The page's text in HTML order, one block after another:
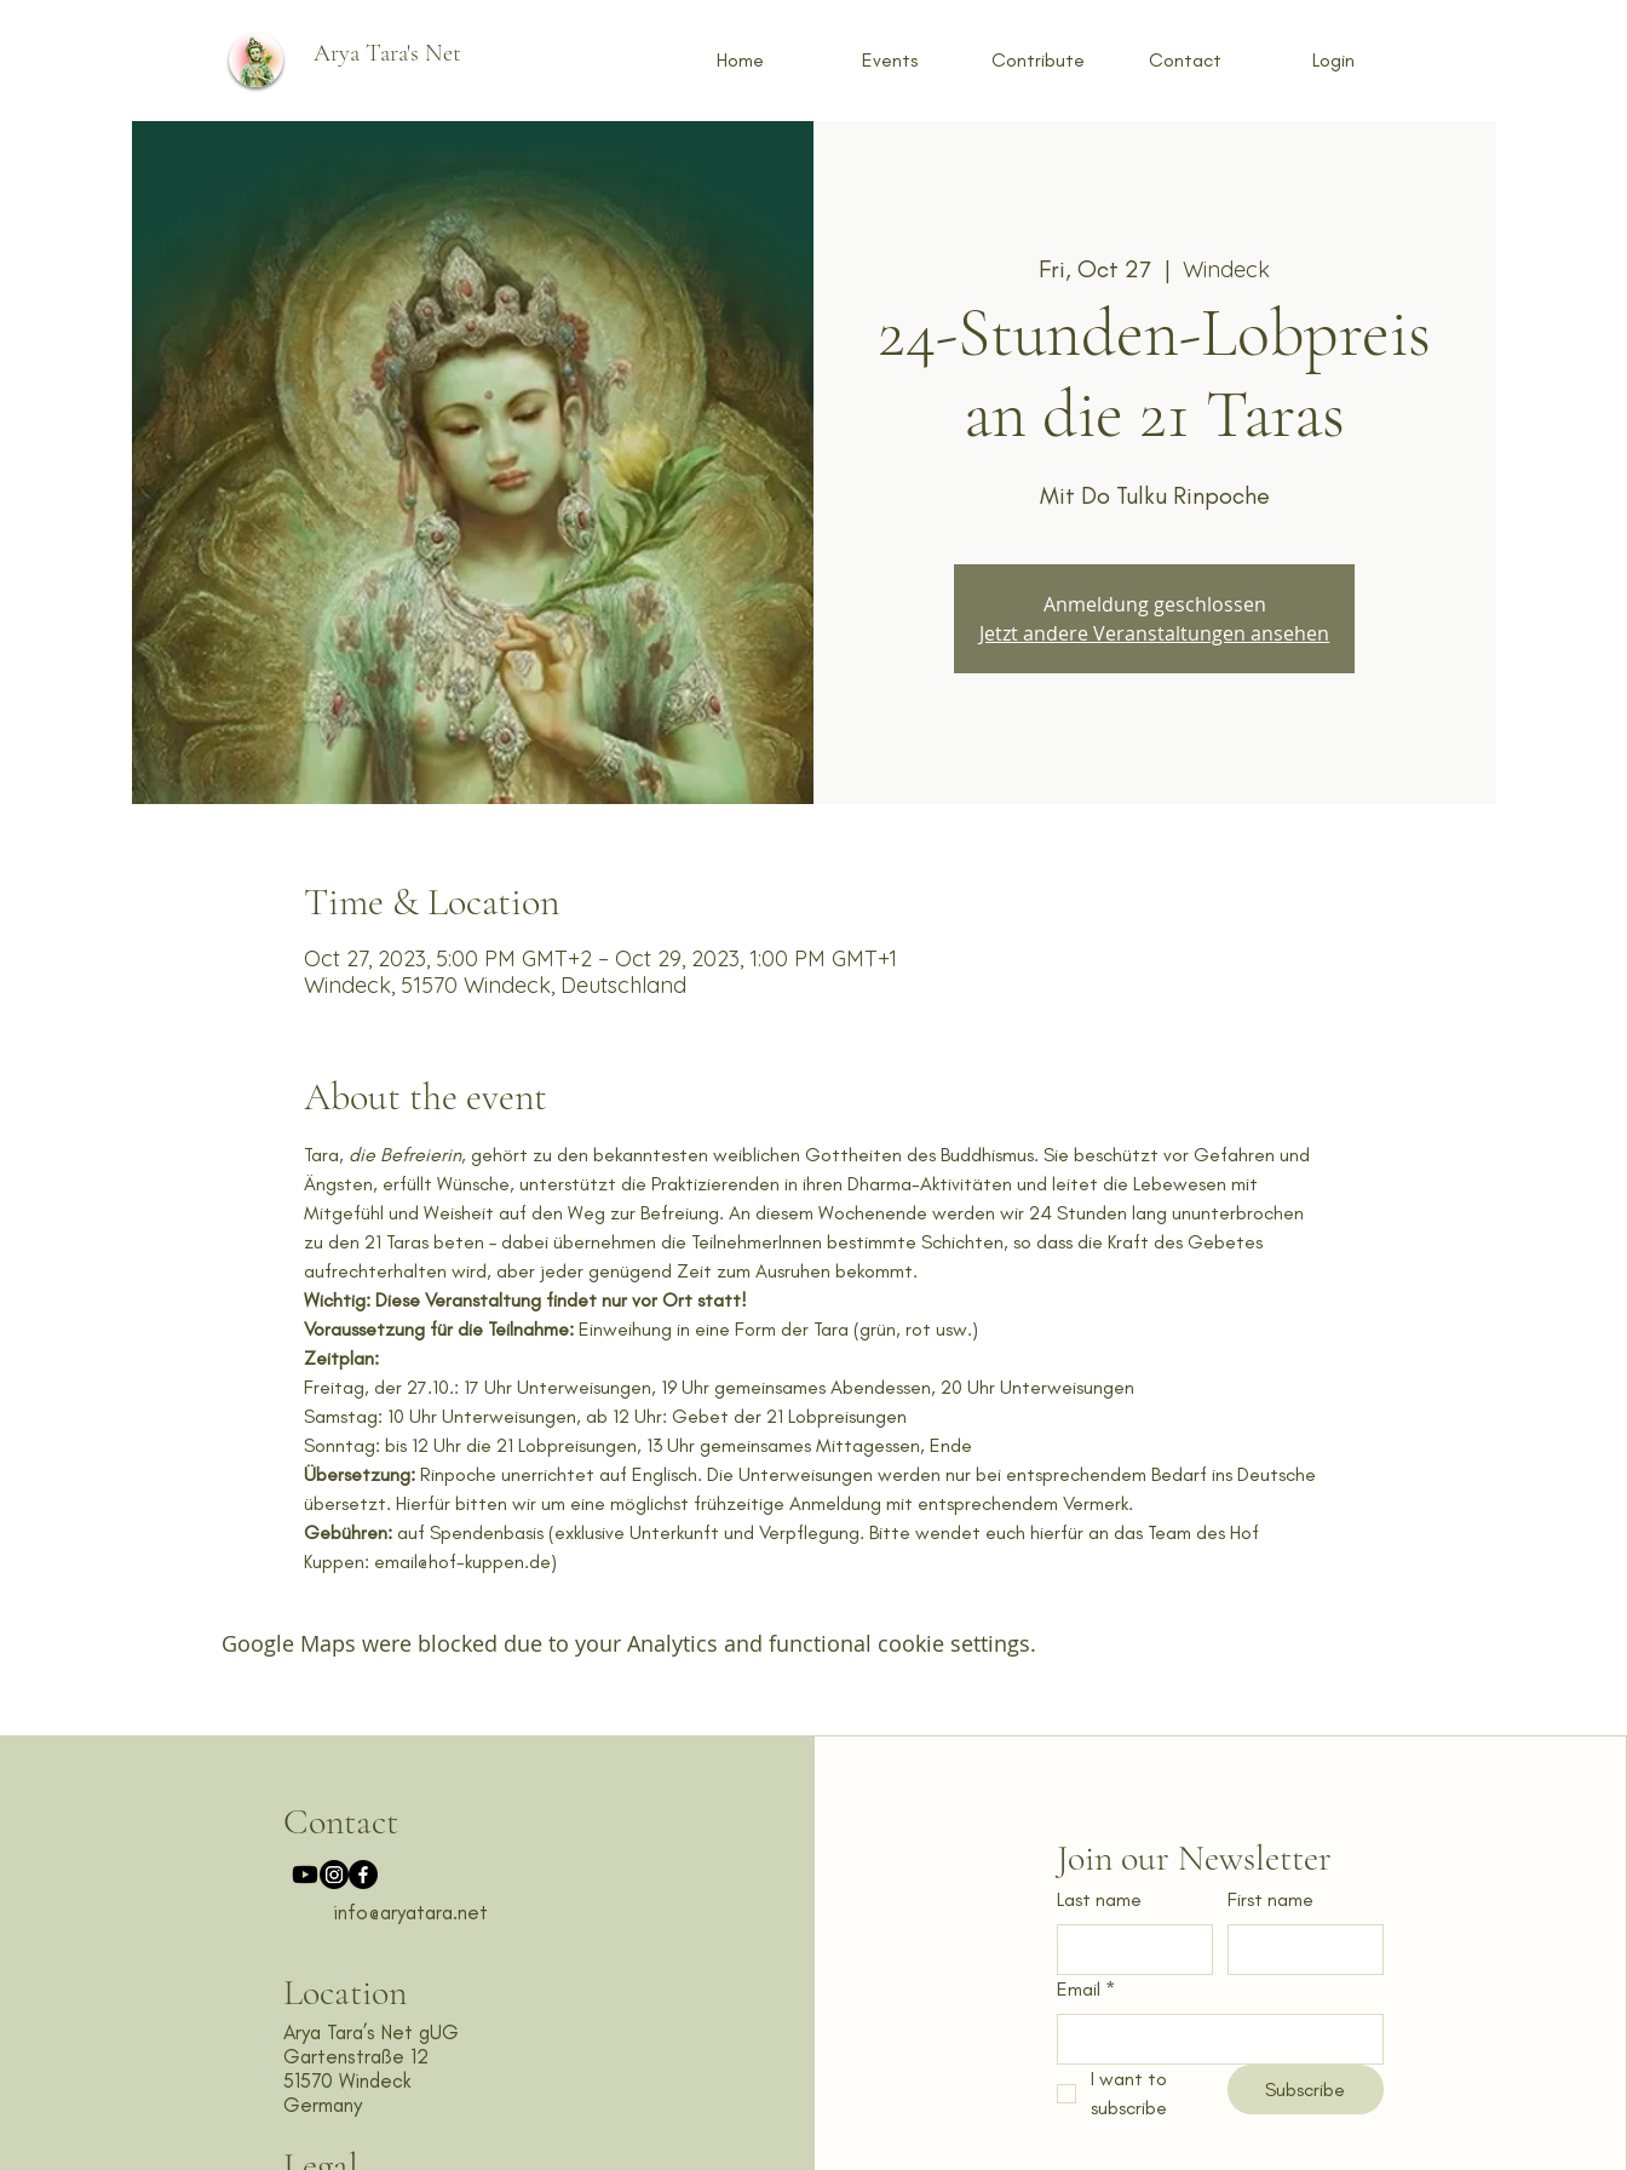
Arya Tara's Net Home Events Contribute Contact Login
Fri, Oct 27
  |
Windeck
24-Stunden-Lobpreis
an die 21 Taras
Mit Do Tulku Rinpoche
Anmeldung geschlossen
Jetzt andere Veranstaltungen ansehen
Time & Location
Oct 27, 2023, 5:00 PM GMT+2 – Oct 29, 2023, 1:00 PM GMT+1
Windeck, 51570 Windeck, Deutschland
About the event
Tara, die Befreierin, gehört zu den bekanntesten weiblichen Gottheiten des Buddhismus. Sie beschützt vor Gefahren und
Ängsten, erfüllt Wünsche, unterstützt die Praktizierenden in ihren Dharma-Aktivitäten und leitet die Lebewesen mit
Mitgefühl und Weisheit auf den Weg zur Befreiung. An diesem Wochenende werden wir 24 Stunden lang ununterbrochen
zu den 21 Taras beten – dabei übernehmen die TeilnehmerInnen bestimmte Schichten, so dass die Kraft des Gebetes
aufrechterhalten wird, aber jeder genügend Zeit zum Ausruhen bekommt.
Wichtig: Diese Veranstaltung findet nur vor Ort statt!
Voraussetzung für die Teilnahme: Einweihung in eine Form der Tara (grün, rot usw.)
Zeitplan:
Freitag, der 27.10.: 17 Uhr Unterweisungen, 19 Uhr gemeinsames Abendessen, 20 Uhr Unterweisungen
Samstag: 10 Uhr Unterweisungen, ab 12 Uhr: Gebet der 21 Lobpreisungen
Sonntag: bis 12 Uhr die 21 Lobpreisungen, 13 Uhr gemeinsames Mittagessen, Ende
Übersetzung: Rinpoche unerrichtet auf Englisch. Die Unterweisungen werden nur bei entsprechendem Bedarf ins Deutsche
übersetzt. Hierfür bitten wir um eine möglichst frühzeitige Anmeldung mit entsprechendem Vermerk.
Gebühren: auf Spendenbasis (exklusive Unterkunft und Verpflegung. Bitte wendet euch hierfür an das Team des Hof
Kuppen: email@hof-kuppen.de)
Google Maps were blocked due to your Analytics and functional cookie settings.
Contact
info@aryatara.net
Location
Arya Tara’s Net gUG
Gartenstraße 12
51570 Windeck
Germany
Join our Newsletter
Last name First name
Email *
I want to
subscribe
Subscribe